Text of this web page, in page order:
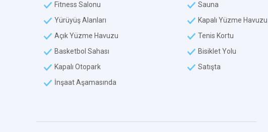
Fitness Salonu
Sauna
Yürüyüş Alanları
Kapalı Yüzme Havuzu
Açık Yüzme Havuzu
Tenis Kortu
Basketbol Sahası
Bisiklet Yolu
Kapalı Otopark
Satışta
İnşaat Aşamasında